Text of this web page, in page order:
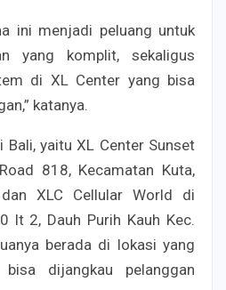
ini menjadi peluang untuk
yang komplit, sekaligus
di XL Center yang bisa
katanya.
Bali, yaitu XL Center Sunset
818, Kecamatan Kuta,
dan XLC Cellular World di
lt 2, Dauh Purih Kauh Kec.
berada di lokasi yang
dijangkau pelanggan